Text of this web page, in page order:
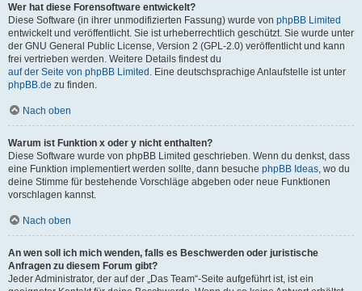
Wer hat diese Forensoftware entwickelt?
Diese Software (in ihrer unmodifizierten Fassung) wurde von phpBB Limited
entwickelt und veröffentlicht. Sie ist urheberrechtlich geschützt. Sie wurde unter
der GNU General Public License, Version 2 (GPL-2.0) veröffentlicht und kann
frei vertrieben werden. Weitere Details findest du
auf der Seite von phpBB Limited . Eine deutschsprachige Anlaufstelle ist unter
phpBB.de zu finden.
Nach oben
Warum ist Funktion x oder y nicht enthalten?
Diese Software wurde von phpBB Limited geschrieben. Wenn du denkst, dass
eine Funktion implementiert werden sollte, dann besuche phpBB Ideas, wo du
deine Stimme für bestehende Vorschläge abgeben oder neue Funktionen
vorschlagen kannst.
Nach oben
An wen soll ich mich wenden, falls es Beschwerden oder juristische
Anfragen zu diesem Forum gibt?
Jeder Administrator, der auf der „Das Team“-Seite aufgeführt ist, ist ein